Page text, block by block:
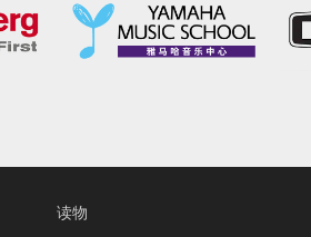
读物